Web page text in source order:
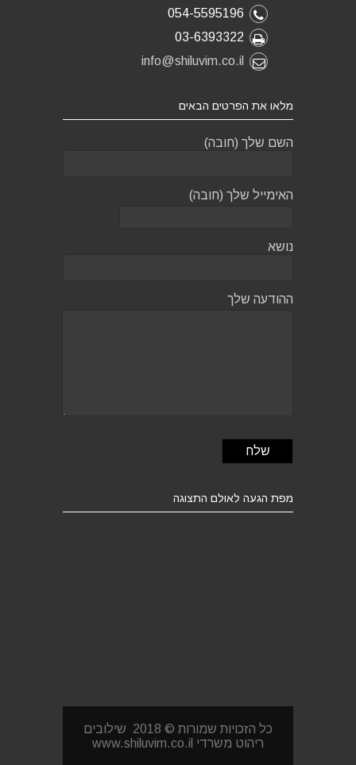
054-5595196
03-6393322
info@shiluvim.co.il
מלאו את הפרטים הבאים
השם שלך (חובה)
האימייל שלך (חובה)
נושא
ההודעה שלך
מפת הגעה לאולם התצוגה
כל הזכויות שמורות © 2018 שילובים
ריהוט משרדי www.shiluvim.co.il